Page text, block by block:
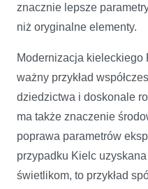
znacznie lepsze
niż oryginalne elementy.
Modernizacja kieleckiego
ważny przykład
dziedzictwa i doskonale
ma także znaczenie
poprawa parametrów
przypadku Kielc
świetlikom, to przykład